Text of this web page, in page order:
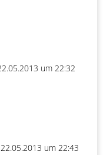
um 22:32
um 22:43